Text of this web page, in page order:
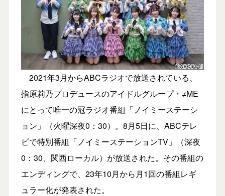
2021年3月からABCラジオで放送されている、
指原莉乃プロデュースのアイドルグループ・≠ME
にとって唯一の冠ラジオ番組「ノイミーステーシ
ョン」（火曜深夜0：30）。8月5日に、ABCテレ
ビで特別番組「ノイミーステーションTV」（深夜
0：30、関西ローカル）が放送された。その番組の
エンディングで、23年10月から月1回の番組レギ
ュラー化が発表された。